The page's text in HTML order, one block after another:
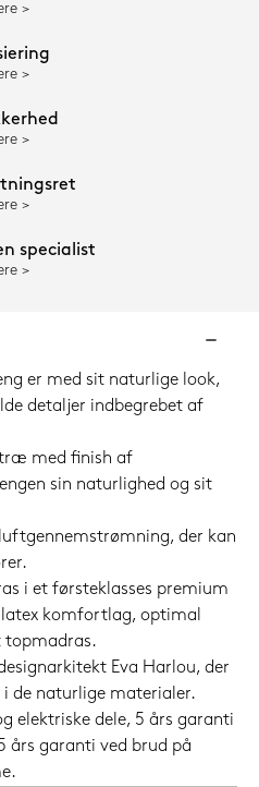
specialist
er med sit naturlige look,
detaljer indbegrebet af
med finish af
sin naturlighed og sit
der kan
i et førsteklasses premium
latex komfortlag, optimal
topmadras.
Eva Harlou, der
de naturlige materialer.
elektriske dele, 5 års garanti
års garanti ved brud på